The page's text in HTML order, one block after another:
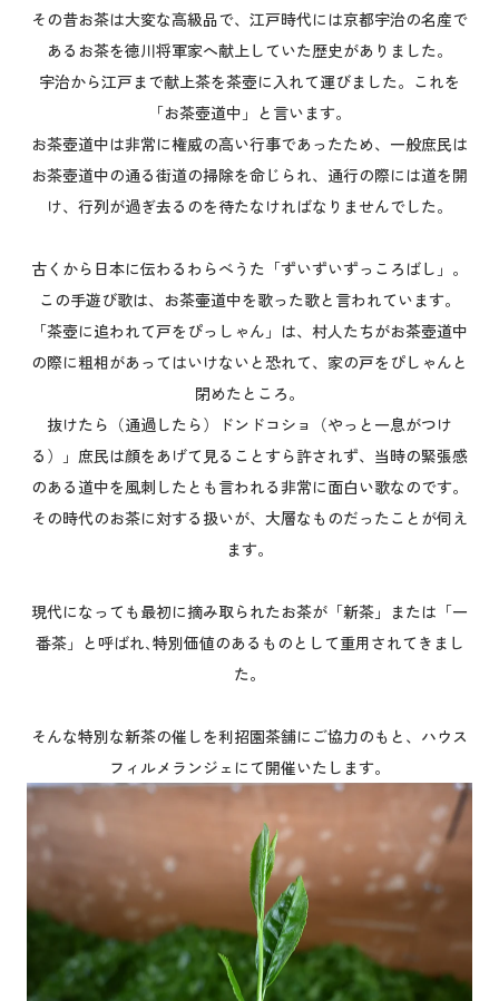
その昔お茶は大変な高級品で、江戸時代には京都宇治の名産で
あるお茶を徳川将軍家へ献上していた歴史がありました。
宇治から江戸まで献上茶を茶壺に入れて運びました。これを
「お茶壺道中」と言います。
お茶壺道中は非常に権威の高い行事であったため、一般庶民は
お茶壺道中の通る街道の掃除を命じられ、通行の際には道を開
け、行列が過ぎ去るのを待たなければなりませんでした。
古くから日本に伝わるわらべうた「ずいずいずっころばし」。
この手遊び歌は、お茶壷道中を歌った歌と言われています。
「茶壺に追われて戸をぴっしゃん」は、村人たちがお茶壺道中
の際に粗相があってはいけないと恐れて、家の戸をぴしゃんと
閉めたところ。
抜けたら（通過したら）ドンドコショ（やっと一息がつけ
る）」庶民は顔をあげて見ることすら許されず、当時の緊張感
のある道中を風刺したとも言われる非常に面白い歌なのです。
その時代のお茶に対する扱いが、大層なものだったことが伺え
ます。
現代になっても最初に摘み取られたお茶が「新茶」または「一
番茶」と呼ばれ､特別価値のあるものとして重用されてきまし
た。
そんな特別な新茶の催しを利招園茶舗にご協力のもと、ハウス
フィルメランジェにて開催いたします。